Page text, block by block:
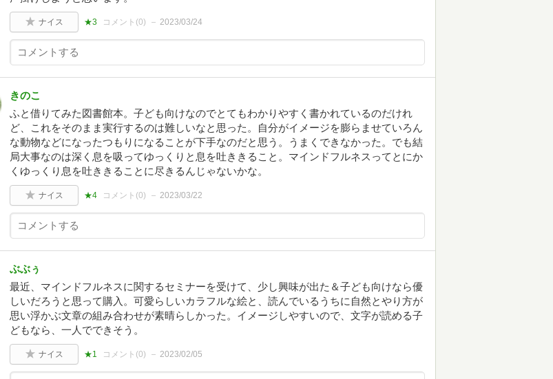
ナイス ★3 コメント(0) 2023/03/24
きのこ
ふと借りてみた図書館本。子ども向けなのでとてもわかりやすく書かれているのだけれ
ど、これをそのまま実行するのは難しいなと思った。自分がイメージを膨らませていろん
な動物などになったつもりになることが下手なのだと思う。うまくできなかった。でも結
局大事なのは深く息を吸ってゆっくりと息を吐ききること。マインドフルネスってとにか
くゆっくり息を吐ききることに尽きるんじゃないかな。
ナイス ★4 コメント(0) 2023/03/22
ぶぶぅ
最近、マインドフルネスに関するセミナーを受けて、少し興味が出た＆子ども向けなら優
しいだろうと思って購入。可愛らしいカラフルな絵と、読んでいるうちに自然とやり方が
思い浮かぶ文章の組み合わせが素晴らしかった。イメージしやすいので、文字が読める子
どもなら、一人でできそう。
ナイス ★1 コメント(0) 2023/02/05